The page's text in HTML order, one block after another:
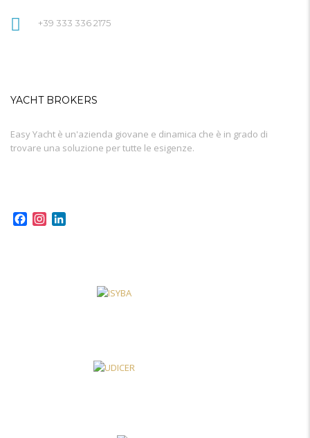
+39 333 336 2175
YACHT BROKERS
Easy Yacht è un'azienda giovane e dinamica che è in grado di
trovare una soluzione per tutte le esigenze.
FacebookInstagram